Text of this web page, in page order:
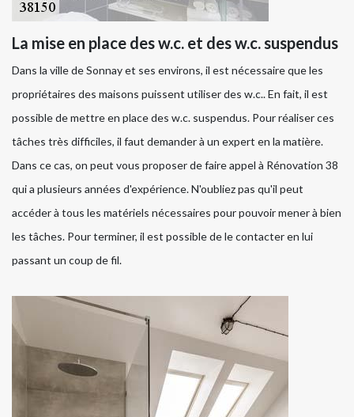
La mise en place des w.c. et des w.c. suspendus
Dans la ville de Sonnay et ses environs, il est nécessaire que les
propriétaires des maisons puissent utiliser des w.c.. En fait, il est
possible de mettre en place des w.c. suspendus. Pour réaliser ces
tâches très difficiles, il faut demander à un expert en la matière.
Dans ce cas, on peut vous proposer de faire appel à Rénovation 38
qui a plusieurs années d'expérience. N'oubliez pas qu'il peut
accéder à tous les matériels nécessaires pour pouvoir mener à bien
les tâches. Pour terminer, il est possible de le contacter en lui
passant un coup de fil.